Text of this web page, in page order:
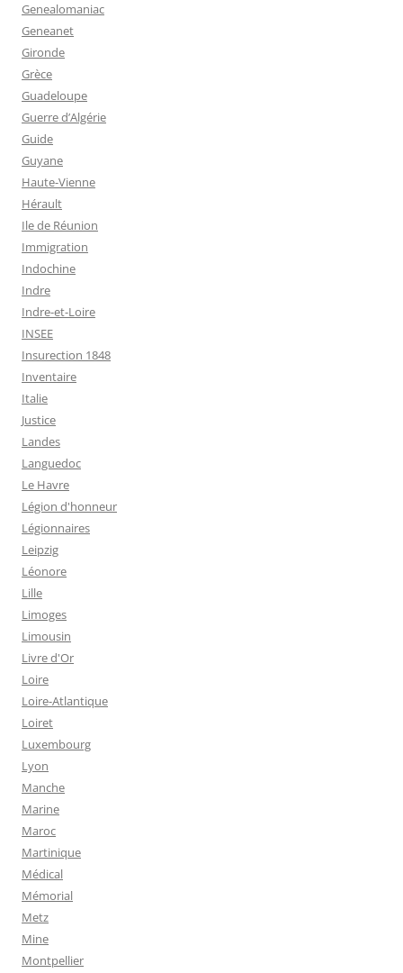
Genealomaniac
Geneanet
Gironde
Grèce
Guadeloupe
Guerre d’Algérie
Guide
Guyane
Haute-Vienne
Hérault
Ile de Réunion
Immigration
Indochine
Indre
Indre-et-Loire
INSEE
Insurection 1848
Inventaire
Italie
Justice
Landes
Languedoc
Le Havre
Légion d'honneur
Légionnaires
Leipzig
Léonore
Lille
Limoges
Limousin
Livre d'Or
Loire
Loire-Atlantique
Loiret
Luxembourg
Lyon
Manche
Marine
Maroc
Martinique
Médical
Mémorial
Metz
Mine
Montpellier